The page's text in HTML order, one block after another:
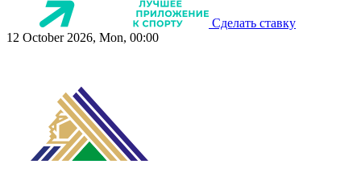
Сделать ставку
12 October 2026, Mon, 00:00